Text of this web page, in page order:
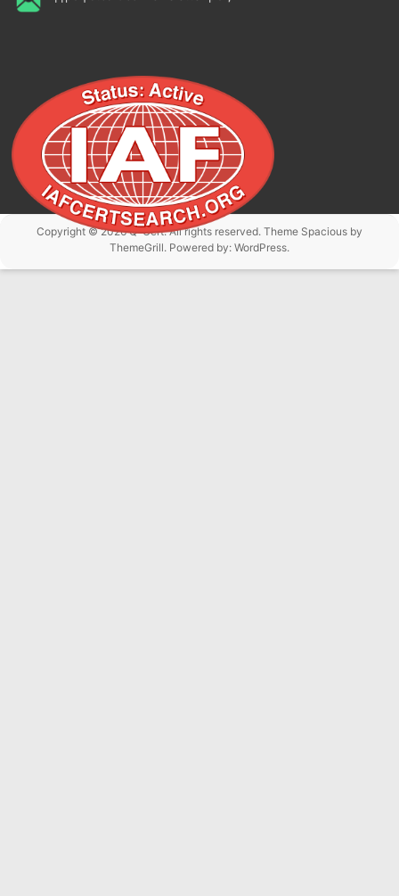
Copyright © 2026Q-Cert. All rights reserved. Theme Spaciousby
ThemeGrill. Powered by: WordPress.